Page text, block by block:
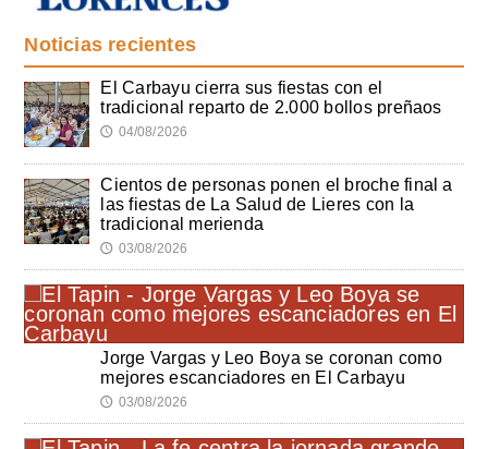
Noticias recientes
El Carbayu cierra sus fiestas con el
tradicional reparto de 2.000 bollos preñaos
🕔 04/08/2026
Cientos de personas ponen el broche final a
las fiestas de La Salud de Lieres con la
tradicional merienda
🕔 03/08/2026
Jorge Vargas y Leo Boya se coronan como
mejores escanciadores en El Carbayu
🕔 03/08/2026